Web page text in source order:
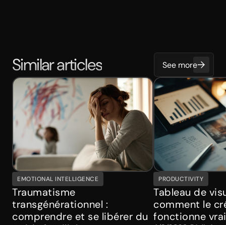
Similar articles See more
EMOTIONAL INTELLIGENCE
Traumatisme
transgénérationnel :
comprendre et se libérer du
PRODUCTIVITY
Tableau de
comment le
fonctionne